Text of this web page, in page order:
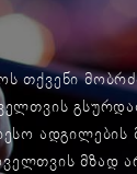
თქვენი
ადგილების
მზად